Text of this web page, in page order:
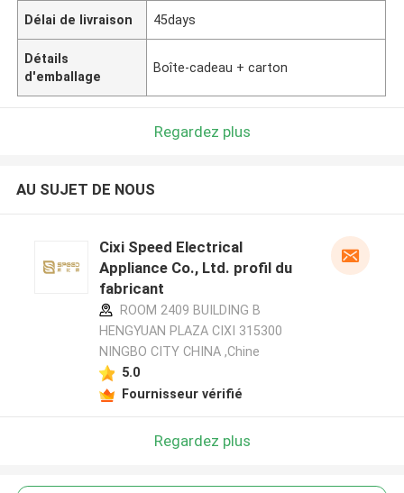
Délai de livraison 45days
Détails
d'emballage
Boîte-cadeau + carton
Regardez plus
AU SUJET DE NOUS
Cixi Speed Electrical
Appliance Co., Ltd. profil du
fabricant
ROOM 2409 BUILDING B
HENGYUAN PLAZA CIXI 315300
NINGBO CITY CHINA ,Chine
5.0
Fournisseur vérifié
Regardez plus